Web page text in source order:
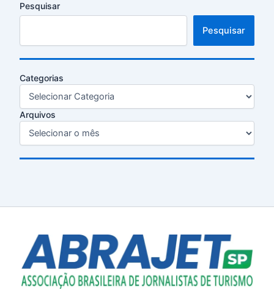
Pesquisar
Pesquisar
Categorias
Arquivos